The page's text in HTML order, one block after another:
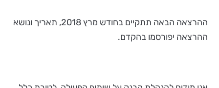
ההרצאה הבאה תתקיים בחודש מרץ 2018, תאריך ונושא
ההרצאה יפורסמו בהקדם.